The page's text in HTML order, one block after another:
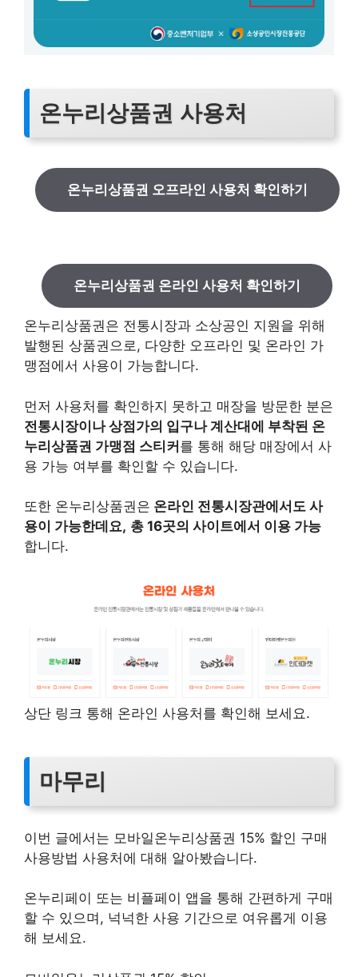
온누리상품권 사용처
온누리상품권 오프라인 사용처 확인하기
온누리상품권 온라인 사용처 확인하기
온누리상품권은 전통시장과 소상공인 지원을 위해
발행된 상품권으로, 다양한 오프라인 및 온라인 가
맹점에서 사용이 가능합니다.
먼저 사용처를 확인하지 못하고 매장을 방문한 분은
전통시장이나 상점가의 입구나 계산대에 부착된 온
누리상품권 가맹점 스티커를 통해 해당 매장에서 사
용 가능 여부를 확인할 수 있습니다.
또한 온누리상품권은 온라인 전통시장관에서도 사
용이 가능한데요, 총 16곳의 사이트에서 이용 가능
합니다.
상단 링크 통해 온라인 사용처를 확인해 보세요.
마무리
이번 글에서는 모바일온누리상품권 15% 할인 구매
사용방법 사용처에 대해 알아봤습니다.
온누리페이 또는 비플페이 앱을 통해 간편하게 구매
할 수 있으며, 넉넉한 사용 기간으로 여유롭게 이용
해 보세요.